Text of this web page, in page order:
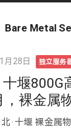
Bare Metal
月28日 独立服务
堰800G
，裸金属
·十堰 裸金属